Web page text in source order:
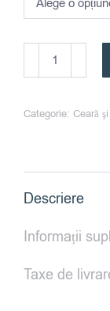
Cantitate
Lac
-
cu
aspect
ceara
Categorie: Ceară
Descriere
Informații
Taxe de